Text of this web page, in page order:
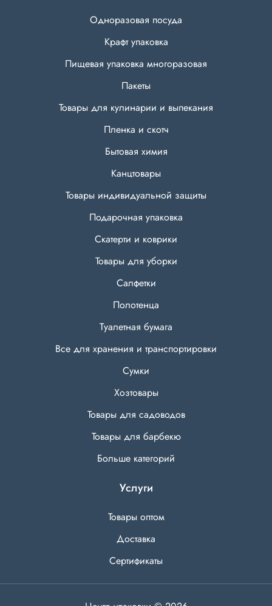
Одноразовая посуда
Крафт упаковка
Пищевая упаковка многоразовая
Пакеты
Товары для кулинарии и выпекания
Пленка и скотч
Бытовая химия
Канцтовары
Товары индивидуальной защиты
Подарочная упаковка
Скатерти и коврики
Товары для уборки
Салфетки
Полотенца
Туалетная бумага
Все для хранения и транспортировки
Сумки
Хозтовары
Товары для садоводов
Товары для барбекю
Больше категорий
Услуги
Товары оптом
Доставка
Сертификаты